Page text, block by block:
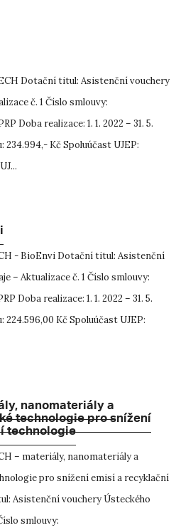
Dotační titul: Asistenční vouchery
č. 1 Číslo smlouvy:
Doba realizace: 1. 1. 2022 – 31. 5.
234.994,- Kč Spoluúčast UJEP:
- BioEnvi Dotační titul: Asistenční
– Aktualizace č. 1 Číslo smlouvy:
Doba realizace: 1. 1. 2022 – 31. 5.
Kč Spoluúčast UJEP:
nanomateriály a
technologie pro snížení
technologie
– materiály, nanomateriály a
pro snížení emisí a recyklační
Asistenční vouchery Ústeckého
smlouvy: